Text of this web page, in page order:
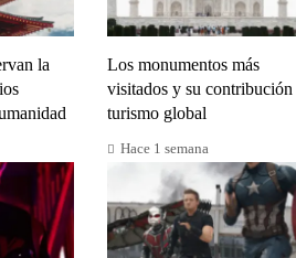
la
Los monumentos más
visitados y su contribución
turismo global
Hace 1 semana